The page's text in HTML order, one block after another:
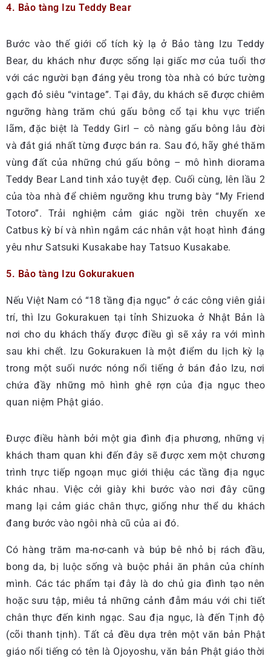
4. Bảo tàng Izu Teddy Bear
Bước vào thế giới cổ tích kỳ lạ ở Bảo tàng Izu Teddy
Bear, du khách như được sống lại giấc mơ của tuổi thơ
với các người bạn đáng yêu trong tòa nhà có bức tường
gạch đỏ siêu “vintage”. Tại đây, du khách sẽ được chiêm
ngưỡng hàng trăm chú gấu bông cổ tại khu vực triển
lãm, đặc biệt là Teddy Girl – cô nàng gấu bông lâu đời
và đắt giá nhất từng được bán ra. Sau đó, hãy ghé thăm
vùng đất của những chú gấu bông – mô hình diorama
Teddy Bear Land tinh xảo tuyệt đẹp. Cuối cùng, lên lầu 2
của tòa nhà để chiêm ngưỡng khu trưng bày “My Friend
Totoro”. Trải nghiệm cảm giác ngồi trên chuyến xe
Catbus kỳ bí và nhìn ngắm các nhân vật hoạt hình đáng
yêu như Satsuki Kusakabe hay Tatsuo Kusakabe.
5. Bảo tàng Izu Gokurakuen
Nếu Việt Nam có “18 tầng địa ngục” ở các công viên giải
trí, thì Izu Gokurakuen tại tỉnh Shizuoka ở Nhật Bản là
nơi cho du khách thấy được điều gì sẽ xảy ra với mình
sau khi chết. Izu Gokurakuen là một điểm du lịch kỳ lạ
trong một suối nước nóng nổi tiếng ở bán đảo Izu, nơi
chứa đầy những mô hình ghê rợn của địa ngục theo
quan niệm Phật giáo.
Được điều hành bởi một gia đình địa phương, những vị
khách tham quan khi đến đây sẽ được xem một chương
trình trực tiếp ngoạn mục giới thiệu các tầng địa ngục
khác nhau. Việc cởi giày khi bước vào nơi đây cũng
mang lại cảm giác chân thực, giống như thể du khách
đang bước vào ngôi nhà cũ của ai đó.
Có hàng trăm ma-nơ-canh và búp bê nhỏ bị rách đầu,
bong da, bị luộc sống và buộc phải ăn phân của chính
mình. Các tác phẩm tại đây là do chủ gia đình tạo nên
hoặc sưu tập, miêu tả những cảnh đẫm máu với chi tiết
chân thực đến kinh ngạc. Sau địa ngục, là đến Tịnh độ
(cõi thanh tịnh). Tất cả đều dựa trên một văn bản Phật
giáo nổi tiếng có tên là Ojoyoshu, văn bản Phật giáo thời